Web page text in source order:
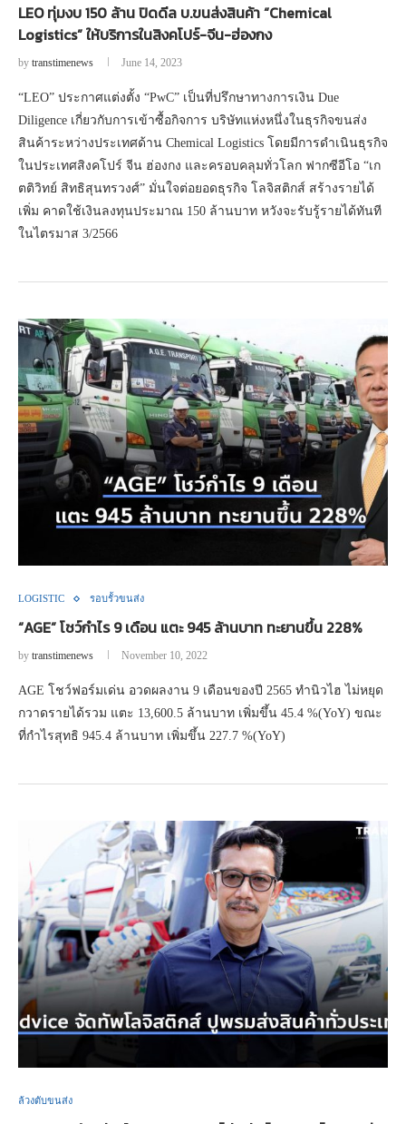
LEO ทุ่มงบ 150 ล้าน ปิดดีล บ.ขนส่งสินค้า “Chemical
Logistics” ให้บริการในสิงคโปร์-จีน-ฮ่องกง
by transtimenews June 14, 2023
“LEO” ประกาศแต่งตั้ง “PwC” เป็นที่ปรึกษาทางการเงิน Due
Diligence เกี่ยวกับการเข้าซื้อกิจการ บริษัทแห่งหนึ่งในธุรกิจขนส่ง
สินค้าระหว่างประเทศด้าน Chemical Logistics โดยมีการดำเนินธุรกิจ
ในประเทศสิงคโปร์ จีน ฮ่องกง และครอบคลุมทั่วโลก ฟากซีอีโอ “เก
ตติวิทย์ สิทธิสุนทรวงศ์” มั่นใจต่อยอดธุรกิจ โลจิสติกส์ สร้างรายได้
เพิ่ม คาดใช้เงินลงทุนประมาณ 150 ล้านบาท หวังจะรับรู้รายได้ทันที
ในไตรมาส 3/2566
LOGISTIC รอบรั้วขนส่ง
“AGE” โชว์กำไร 9 เดือน แตะ 945 ล้านบาท ทะยานขึ้น 228%
by transtimenews November 10, 2022
AGE โชว์ฟอร์มเด่น อวดผลงาน 9 เดือนของปี 2565 ทำนิวไฮ ไม่หยุด
กวาดรายได้รวม แตะ 13,600.5 ล้านบาท เพิ่มขึ้น 45.4 %(YoY) ขณะ
ที่กำไรสุทธิ 945.4 ล้านบาท เพิ่มขึ้น 227.7 %(YoY)
ล้วงตับขนส่ง